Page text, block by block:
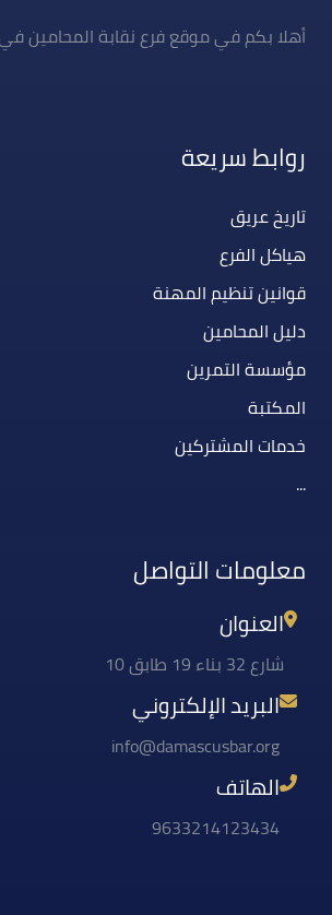
أهلا بكم في موقع فرع نقابة المحامين
روابط سريعة
تاريخ عريق
هياكل الفرع
قوانين تنظيم المهنة
دليل المحامين
مؤسسة التمرين
المكتبة
خدمات المشتركين
...
معلومات التواصل
العنوان
شارع 32 بناء 19 طابق 10
البريد الإلكتروني
info@damascusbar.org
الهاتف
9633214123434